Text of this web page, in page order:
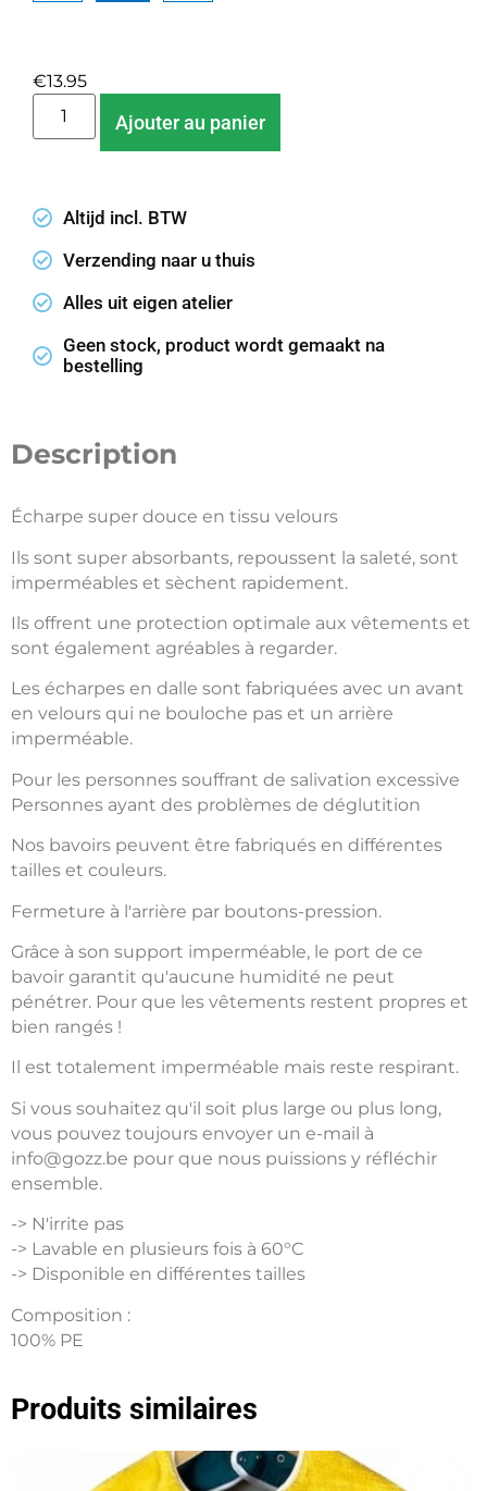
€13.95
Ajouter au panier
Altijd incl. BTW
Verzending naar u thuis
Alles uit eigen atelier
Geen stock, product wordt gemaakt na
bestelling
Description
Écharpe super douce en tissu velours
Ils sont super absorbants, repoussent la saleté, sont
imperméables et sèchent rapidement.
Ils offrent une protection optimale aux vêtements et
sont également agréables à regarder.
Les écharpes en dalle sont fabriquées avec un avant
en velours qui ne bouloche pas et un arrière
imperméable.
Pour les personnes souffrant de salivation excessive
Personnes ayant des problèmes de déglutition
Nos bavoirs peuvent être fabriqués en différentes
tailles et couleurs.
Fermeture à l'arrière par boutons-pression.
Grâce à son support imperméable, le port de ce
bavoir garantit qu'aucune humidité ne peut
pénétrer. Pour que les vêtements restent propres et
bien rangés !
Il est totalement imperméable mais reste respirant.
Si vous souhaitez qu'il soit plus large ou plus long,
vous pouvez toujours envoyer un e-mail à
info@gozz.be pour que nous puissions y réfléchir
ensemble.
-> N'irrite pas
-> Lavable en plusieurs fois à 60°C
-> Disponible en différentes tailles
Composition :
100% PE
Produits similaires